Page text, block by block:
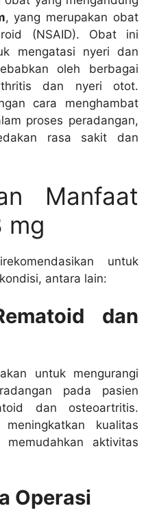
, yang merupakan obat
(NSAID). Obat ini
mengatasi nyeri dan
oleh berbagai
dan nyeri otot.
cara menghambat
proses peradangan,
rasa sakit dan
Manfaat
mg
untuk
antara lain:
dan
untuk mengurangi
pada pasien
dan osteoartritis.
kualitas
aktivitas
Operasi